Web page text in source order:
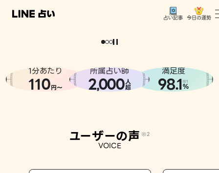
占い記事 今日の運勢
相談事例
どうせなら
。
1分あたり
110円〜
所属占い師
2,000人
超
満足度
98.1※1
%
ユーザーの声 ※2
VOICE